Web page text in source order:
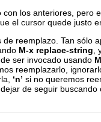
con los anteriores,
el cursor quede justo
de reemplazo. Tan sólo
M-x replace-string,
ser invocado usando
reemplazarlo,
‘n’ si no queremos
de seguir